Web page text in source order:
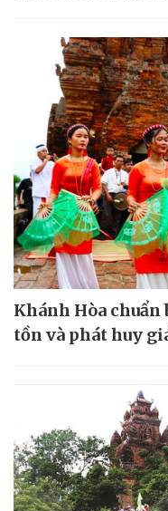
Khánh Hòa chuẩn
tồn và phát huy